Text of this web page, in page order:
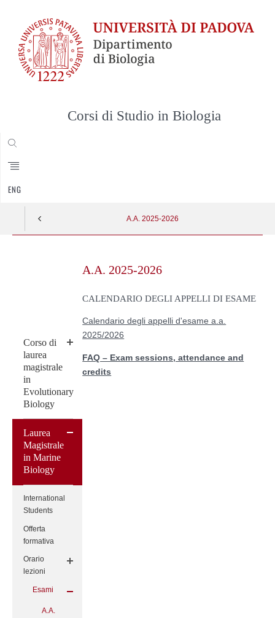
Corsi di Studio in Biologia
ENG
A.A. 2025-2026
Corso di
laurea
magistrale
in
Evolutionary
Biology
Laurea
Magistrale
in Marine
Biology
International
Students
Offerta
formativa
Orario
lezioni
Esami
A.A.
content
A.A. 2025-2026
CALENDARIO DEGLI APPELLI DI ESAME
Calendario degli appelli d'esame a.a.
2025/2026
FAQ – Exam sessions, attendance and
credits